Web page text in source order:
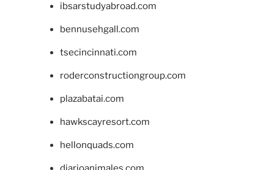
ibsarstudyabroad.com
bennusehgall.com
tsecincinnati.com
roderconstructiongroup.com
plazabatai.com
hawkscayresort.com
hellonquads.com